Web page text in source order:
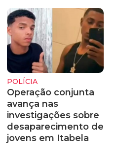
POLÍCIA
Operação conjunta
avança nas
investigações sobre
desaparecimento de
jovens em Itabela